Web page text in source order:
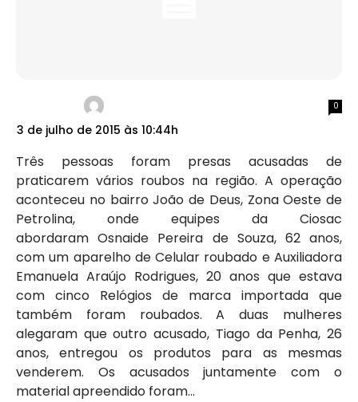
3 de julho de 2015 às 10:44h
0
Três pessoas foram presas acusadas de
praticarem vários roubos na região. A operação
aconteceu no bairro João de Deus, Zona Oeste de
Petrolina, onde equipes da Ciosac
abordaram Osnaide Pereira de Souza, 62 anos,
com um aparelho de Celular roubado e Auxiliadora
Emanuela Araújo Rodrigues, 20 anos que estava
com cinco Relógios de marca importada que
também foram roubados. A duas mulheres
alegaram que outro acusado, Tiago da Penha, 26
anos, entregou os produtos para as mesmas
venderem. Os acusados juntamente com o
material apreendido foram...